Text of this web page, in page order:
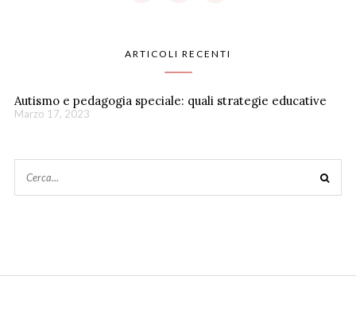
ARTICOLI RECENTI
Autismo e pedagogia speciale: quali strategie educative
Marzo 17, 2023